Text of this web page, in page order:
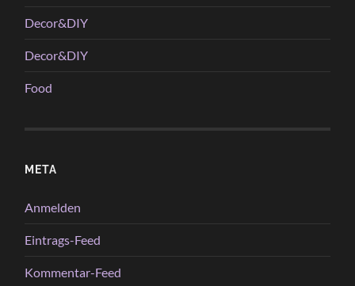
Decor&DIY
Decor&DIY
Food
META
Anmelden
Eintrags-Feed
Kommentar-Feed